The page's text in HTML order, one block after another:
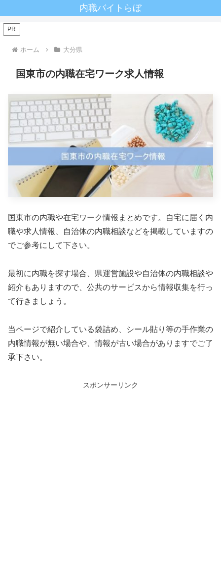
内職バイトらぼ
PR
ホーム 大分県
国東市の内職在宅ワーク求人情報
国東市の内職や在宅ワーク情報まとめです。自宅に届く内
職や求人情報、自治体の内職相談などを掲載していますの
でご参考にして下さい。
最初に内職を探す場合、県運営施設や自治体の内職相談や
紹介もありますので、公共のサービスから情報収集を行っ
て行きましょう。
当ページで紹介している袋詰め、シール貼り等の手作業の
内職情報が無い場合や、情報が古い場合がありますでご了
承下さい。
スポンサーリンク